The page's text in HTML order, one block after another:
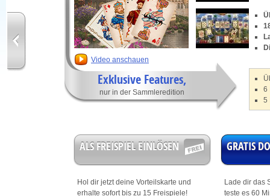
Video anschauen
6
5
Exklusive Features,
nur in der Sammleredition
ALS FREISPIEL EINLÖSEN
Hol dir jetzt deine Vorteilskarte und
erhalte sofort bis zu 15 Freispiele!
GRATIS
Lade dir das
teste es 60